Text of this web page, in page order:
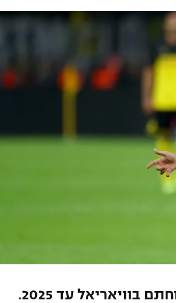
ליגה סינית
ליגה ברזילאית
ליגות נוספות
הספרדי עזב את דורטמונד אחרי שנה וחצי וחתם בוויאריאל עד 2025.